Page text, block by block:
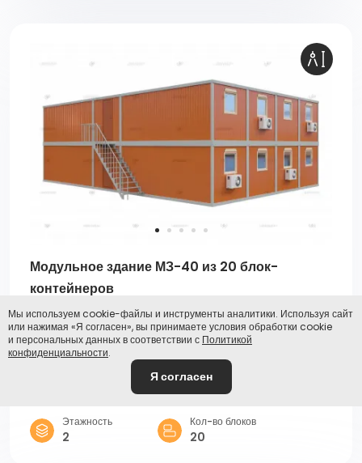
Модульное здание МЗ-40 из 20 блок-
контейнеров
Артикул: 02701
от 4 000 000,00 ₽
ДхШхВ
14,15 х 9,80 х 4,90
Этажность
2
Кол-во блоков
20
Мы используем cookie-файлы и инструменты аналитики. Используя сайт
или нажимая «Я согласен», вы принимаете условия обработки cookie
и персональных данных в соответствии с Политикой
конфиденциальности.
Я согласен